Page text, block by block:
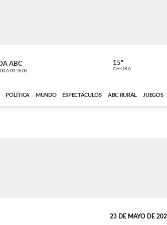
ABC
A 04:59:00 ABC CARDINAL
15º
AHORA
POLÍTICA MUNDO ESPECTÁCULOS ABC RURAL JUEGOS
23 DE MAYO DE